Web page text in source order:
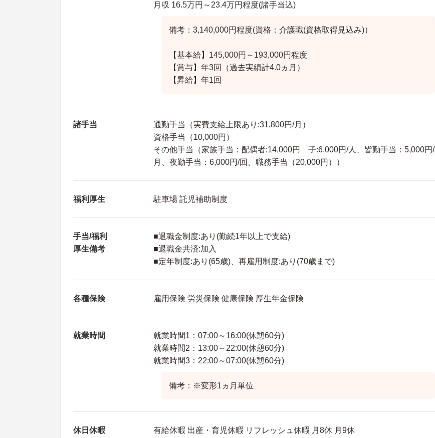
月収 16.5万円～23.4万円程度(諸手当込)
備考：3,140,000円程度(資格：介護職(資格取得見込み)）
【基本給】145,000円～193,000円程度
【賞与】年3回（過去実績計4.0ヵ月）
【昇給】年1回
諸手当
通勤手当（実費支給上限あり:31,800円/月）
資格手当（10,000円）
その他手当（家族手当：配偶者:14,000円 子:6,000円/人、皆勤手当：5,000円/
月、夜勤手当：6,000円/回、職務手当（20,000円））
福利厚生 駐車場 託児補助制度
手当/福利
厚生備考
■退職金制度:あり(勤続1年以上で支給)
■退職金共済:加入
■定年制度:あり(65歳)、再雇用制度:あり(70歳まで)
各種保険 雇用保険 労災保険 健康保険 厚生年金保険
就業時間
就業時間1：07:00～16:00(休憩60分)
就業時間2：13:00～22:00(休憩60分)
就業時間3：22:00～07:00(休憩60分)
備考：※変形1ヵ月単位
休日休暇 有給休暇 出産・育児休暇 リフレッシュ休暇 月8休 月9休